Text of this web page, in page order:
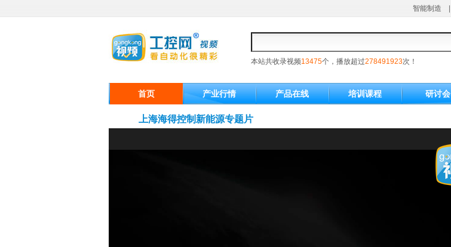
智能制造
本站共收录视频13475个，播放超过278491923次！
首页 产业行情 产品在线 培训课程 研讨会
上海海得控制新能源专题片